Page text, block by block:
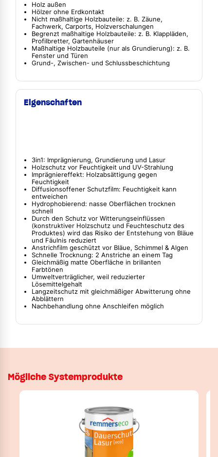
Holz außen
Hölzer ohne Erdkontakt
Nicht maßhaltige Holzbauteile: z. B. Zäune,
Fachwerk, Carports, Holzverschalungen
Begrenzt maßhaltige Holzbauteile: z. B. Klappläden,
Profilbretter, Gartenhäuser
Maßhaltige Holzbauteile (nur als Grundierung): z. B.
Fenster und Türen
Grund-, Zwischen- und Schlussbeschichtung
Eigenschaften
3in1: Imprägnierung, Grundierung und Lasur
Holzschutz vor Feuchtigkeit und UV-Strahlung
Imprägniereffekt: Holzabsättigung gegen
Feuchtigkeit
Diffusionsoffener Schutzfilm: Feuchtigkeit kann
entweichen
Hydrophobierend: nasse Oberflächen trocknen
schnell
Durch den Schutz vor Witterungseinflüssen
(konstruktiver Holzschutz und Feuchteschutz des
Produktes) wird das Risiko der Entstehung von Bläue
und Fäulnis reduziert
Anstrichfilm geschützt vor Bläue, Schimmel & Algen
Schnelle Trocknung: 2 Anstriche an einem Tag
Gleichmäßig matte Oberfläche in brillanten
Farbtönen
Umweltverträglicher, weil reduzierter
Lösemittelgehalt
Langzeitschutz mit gleichmäßiger Abwitterung ohne
Abblättern
Nachbehandlung ohne Anschleifen möglich
Mögliche Systemprodukte